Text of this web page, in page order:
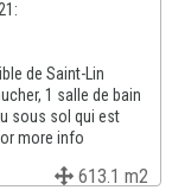
de Saint-Lin
1 salle de bain
sous sol qui est
more info
613.1 m2